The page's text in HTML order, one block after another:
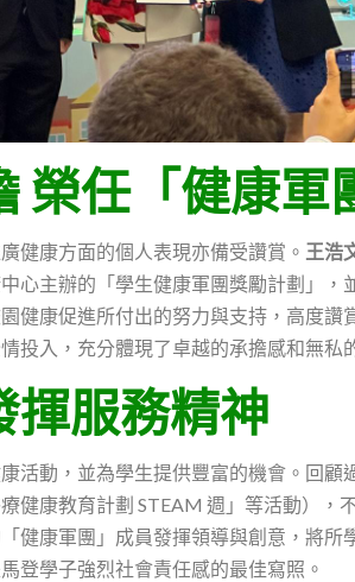
任「健康軍
健康方面的個人表現亦備受讚賞。 王浩
心主辦的「學生健康軍團獎勵計劃」，
健康促進所付出的努力與支持，高度讚
投入，充分體現了卓越的承擔感和無私
揮服務精神
活動，並為學生提供豐富的機會。回顧
健康教育計劃 STEAM 週」等活動），
健康軍團」成員發揮領導與創意，將所
登學子強烈社會責任感的最佳寫照。